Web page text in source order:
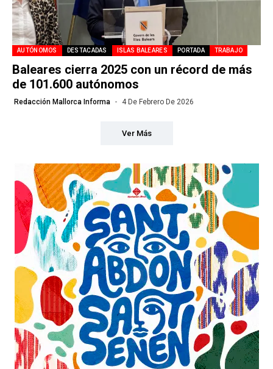
AUTÓNOMOS DESTACADAS ISLAS BALEARES PORTADA TRABAJO
Baleares cierra 2025 con un récord de más
de 101.600 autónomos
Redacción Mallorca Informa 4 De Febrero De 2026
Ver Más